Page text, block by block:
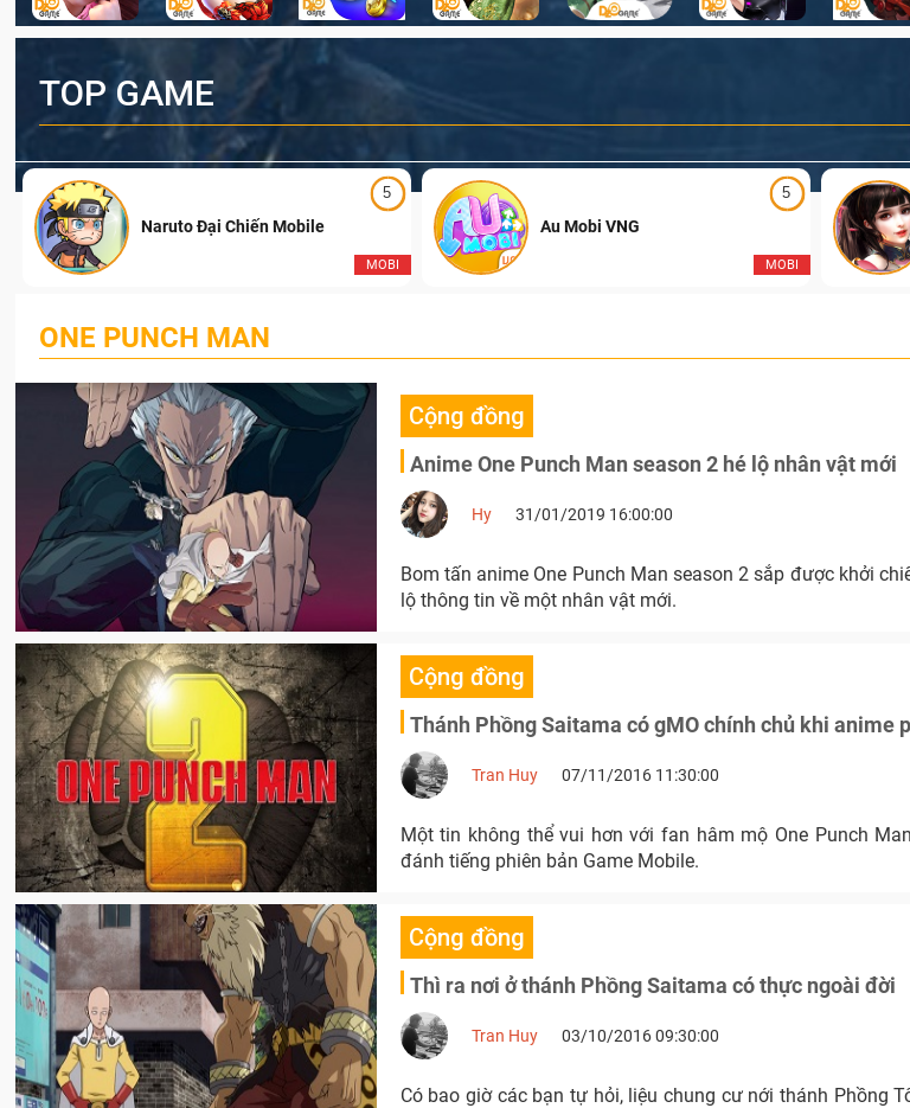
TOP GAME
5
MOBI
Naruto Đại Chiến Mobile
5
MOBI
Au Mobi VNG
ONE PUNCH MAN
Cộng đồng
Anime One Punch Man season 2 hé lộ nhân vật mới
Hy 31/01/2019 16:00:00
Bom tấn anime One Punch Man season 2 sắp được khởi
lộ thông tin về một nhân vật mới.
Cộng đồng
Thánh Phồng Saitama có gMO chính chủ khi anime
Tran Huy 07/11/2016 11:30:00
Một tin không thể vui hơn với fan hâm mộ One Punch
đánh tiếng phiên bản Game Mobile.
Cộng đồng
Thì ra nơi ở thánh Phồng Saitama có thực ngoài đời
Tran Huy 03/10/2016 09:30:00
Có bao giờ các bạn tự hỏi, liệu chung cư nới thánh Phồng